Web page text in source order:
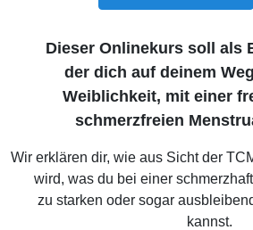
Dieser Onlinekurs soll als
der dich auf deinem
Weiblichkeit, mit einer
schmerzfreien
Wir erklären dir, wie aus Sicht der
wird, was du bei einer
zu starken oder sogar
kannst.